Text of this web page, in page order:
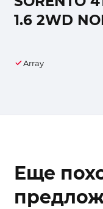
1.6 2WD
Array
Еще